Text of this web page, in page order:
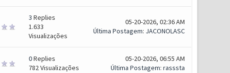
3 Replies
1.633
Visualizações
05-20-2026, 02:36 AM
Última Postagem: JACONOLASC
0Replies
782 Visualizações
05-20-2026, 06:55 AM
Última Postagem: rasssta